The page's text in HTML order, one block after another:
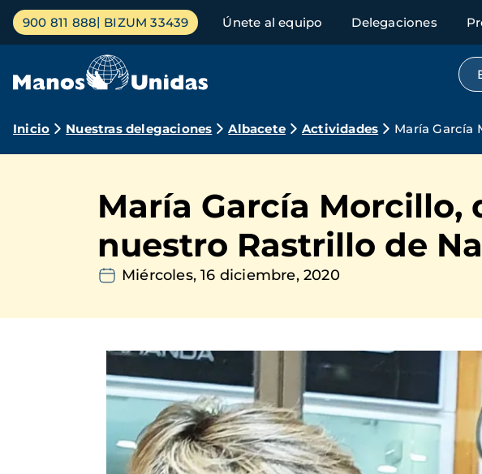
Pasar
contenido
Menú
principal
900 811 888 BIZUM 33439 Únete al equipo Delegaciones
Ruta
navegación
Inicio Nuestras delegaciones Albacete Actividades María García
María García Morcillo,
nuestro Rastrillo de
Miércoles, 16 diciembre, 2020